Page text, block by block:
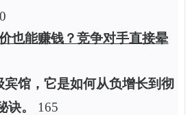
也能赚钱？竞争对手直接晕
宾馆，它是如何从负增长到彻
诀。
165